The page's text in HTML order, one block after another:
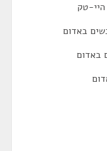
היי-טק
באדום
באדום